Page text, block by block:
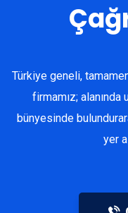
Türkiye geneli,
firmamız; alanında
bünyesinde
yer